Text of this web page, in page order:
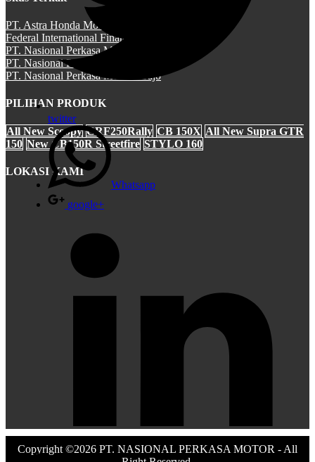
SH 150i
PCX Hybrid
CBR 250RR
twitter
Whatsapp
google+
PT. Astra Honda Motor (AHM)
Federal International Finance (FIF)
PT. Nasional Perkasa Motor - Ruteng
PT. Nasional Perkasa Motor - Bajawa
PT. Nasional Perkasa Motor - Bajo
PILIHAN PRODUK
All New Scoopy CRF250Rally CB 150X All New Supra GTR
150 New CB150R Streetfire STYLO 160
LOKASI KAMI
Copyright ©2026 PT. NASIONAL PERKASA MOTOR - All